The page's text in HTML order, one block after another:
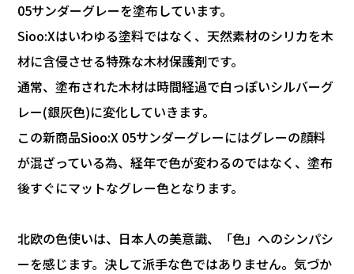
05サンダーグレーを塗布しています。
Sioo:Xはいわゆる塗料ではなく、天然素材のシリカを木
材に含侵させる特殊な木材保護剤です。
通常、塗布された木材は時間経過で白っぽいシルバーグ
レー(銀灰色)に変化していきます。
この新商品Sioo:X 05サンダーグレーにはグレーの顔料
が混ざっている為、経年で色が変わるのではなく、塗布
後すぐにマットなグレー色となります。
北欧の色使いは、日本人の美意識、「色」へのシンパシ
ーを感じます。決して派手な色ではありません。気づか